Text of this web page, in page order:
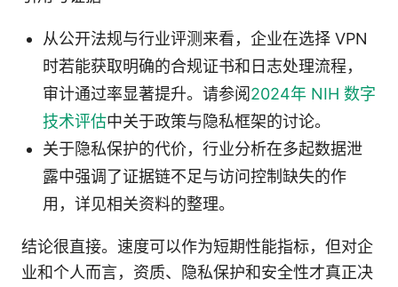
从公开法规与行业评测来看，企业在选择 VPN
时若能获取明确的合规证书和日志处理流程，
审计通过率显著提升。请参阅2024年 NIH 数字
技术评估中关于政策与隐私框架的讨论。
关于隐私保护的代价，行业分析在多起数据泄
露中强调了证据链不足与访问控制缺失的作
用，详见相关资料的整理。
结论很直接。速度可以作为短期性能指标，但对企
业和个人而言，资质、隐私保护和安全性才真正决